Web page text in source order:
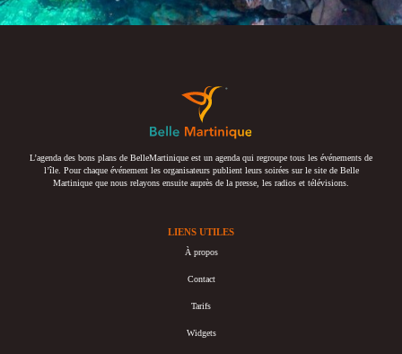
L’agenda des bons plans de BelleMartinique est un agenda qui regroupe tous les événements de
l’île. Pour chaque événement les organisateurs publient leurs soirées sur le site de Belle
Martinique que nous relayons ensuite auprès de la presse, les radios et télévisions.
LIENS UTILES
À propos
Contact
Tarifs
Widgets